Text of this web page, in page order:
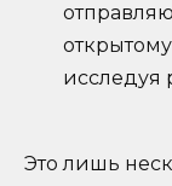
исследуя
Это лишь